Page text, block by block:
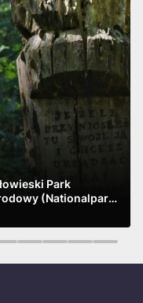
Park
(Nationalpark
sehen
8 9 10 11 12